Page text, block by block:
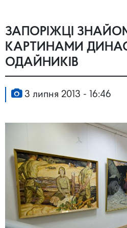
ЗАПОРІЖЦІ
КАРТИНАМИ
ОДАЙНИКІВ
3 липня 2013 - 16:46